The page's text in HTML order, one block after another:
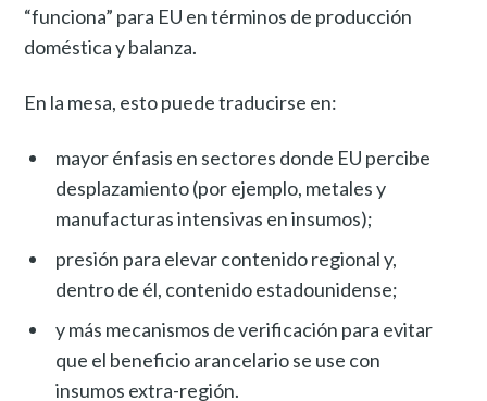
“funciona” para EU en términos de producción
doméstica y balanza.
En la mesa, esto puede traducirse en:
mayor énfasis en sectores donde EU percibe
desplazamiento (por ejemplo, metales y
manufacturas intensivas en insumos);
presión para elevar contenido regional y,
dentro de él, contenido estadounidense;
y más mecanismos de verificación para evitar
que el beneficio arancelario se use con
insumos extra-región.